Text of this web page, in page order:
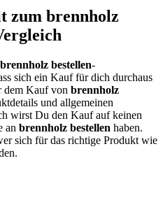
zum brennholz
brennholz bestellen-
sich ein Kauf für dich durchaus
dem Kauf von brennholz
und allgemeinen
wirst Du den Kauf auf keinen
an brennholz bestellen haben.
sich für das richtige Produkt wie